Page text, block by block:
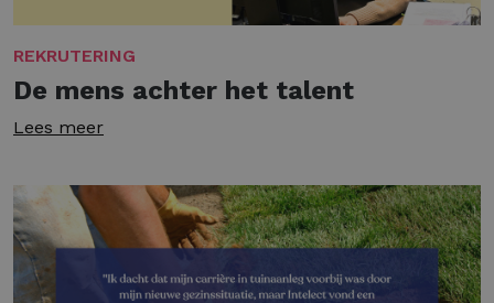
REKRUTERING
De mens achter het talent
Lees meer